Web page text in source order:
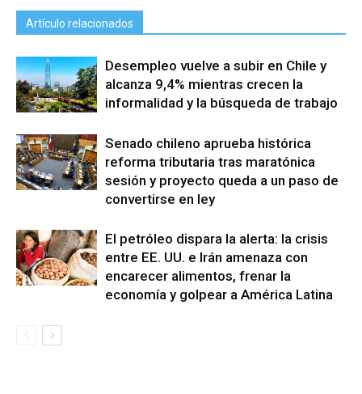
Artículo relacionados
Desempleo vuelve a subir en Chile y
alcanza 9,4% mientras crecen la
informalidad y la búsqueda de trabajo
Senado chileno aprueba histórica
reforma tributaria tras maratónica
sesión y proyecto queda a un paso de
convertirse en ley
El petróleo dispara la alerta: la crisis
entre EE. UU. e Irán amenaza con
encarecer alimentos, frenar la
economía y golpear a América Latina